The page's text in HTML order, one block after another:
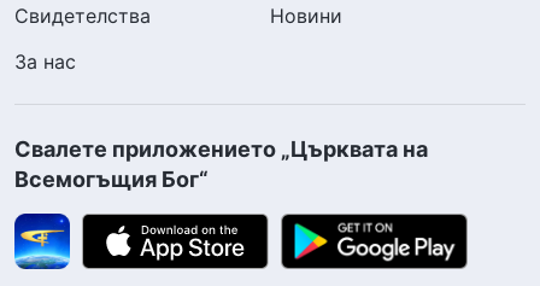
Свидетелства
Новини
За нас
Свалете приложението „Църквата на
Всемогъщия Бог“